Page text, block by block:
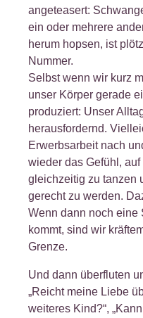
angeteasert:
ein oder mehrere
herum hopsen, ist
Nummer.
Selbst wenn wir kurz
unser Körper gerade
produziert: Unser
herausfordernd.
Erwerbsarbeit nach
wieder das Gefühl,
gleichzeitig zu tanzen
gerecht zu werden.
Wenn dann noch eine
kommt, sind wir
Grenze.
Und dann überfluten
„Reicht meine Liebe
weiteres Kind?“,